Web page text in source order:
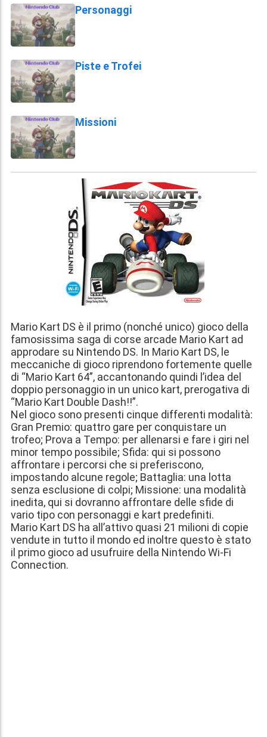
Personaggi
Piste e Trofei
Missioni
Mario Kart DS è il primo (nonché unico) gioco della
famosissima saga di corse arcade Mario Kart ad
approdare su Nintendo DS. In Mario Kart DS, le
meccaniche di gioco riprendono fortemente quelle
di “Mario Kart 64”, accantonando quindi l’idea del
doppio personaggio in un unico kart, prerogativa di
“Mario Kart Double Dash!!”.
Nel gioco sono presenti cinque differenti modalità:
Gran Premio: quattro gare per conquistare un
trofeo; Prova a Tempo: per allenarsi e fare i giri nel
minor tempo possibile; Sfida: qui si possono
affrontare i percorsi che si preferiscono,
impostando alcune regole; Battaglia: una lotta
senza esclusione di colpi; Missione: una modalità
inedita, qui si dovranno affrontare delle sfide di
vario tipo con personaggi e kart predefiniti.
Mario Kart DS ha all’attivo quasi 21 milioni di copie
vendute in tutto il mondo ed inoltre questo è stato
il primo gioco ad usufruire della Nintendo Wi-Fi
Connection.